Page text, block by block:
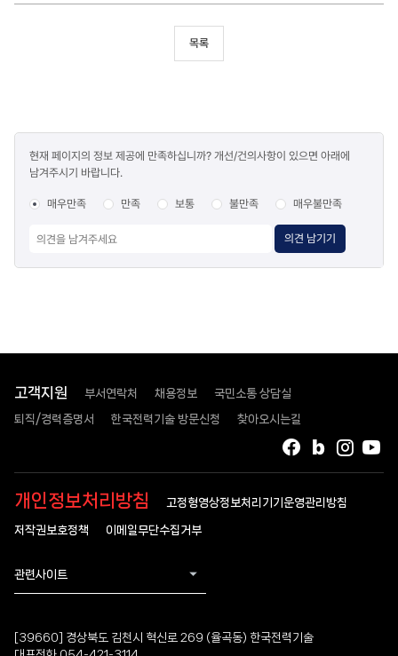
목록
만족도
조사
현재 페이지의 정보 제공에 만족하십니까? 개선/건의사항이 있으면 아래에
남겨주시기 바랍니다.
매우만족 만족 보통 불만족 매우불만족
의견 남기기
고객지원 부서연락처 채용정보 국민소통 상담실
퇴직/경력증명서 한국전력기술 방문신청 찾아오시는길
인스
블로그
페이스북
개인정보처리방침 고정형영상정보처리기기운영관리방침
저작권보호정책 이메일무단수집거부
관련사이트
[39660] 경상북도 김천시 혁신로 269 (율곡동) 한국전력기술